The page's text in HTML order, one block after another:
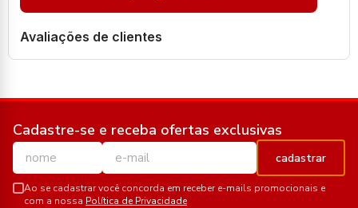
Avaliações de clientes
Cadastre-se e receba ofertas exclusivas
cadastrar
Ao se cadastrar você concorda em receber e-mails promocionais e
com a nossa Política de Privacidade